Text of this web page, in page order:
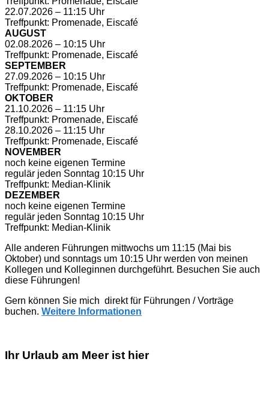
22.07.2026 – 11:15 Uhr
Treffpunkt: Promenade, Eiscafé
AUGUST
02.08.2026 – 10:15 Uhr
Treffpunkt: Promenade, Eiscafé
SEPTEMBER
27.09.2026 – 10:15 Uhr
Treffpunkt: Promenade, Eiscafé
OKTOBER
21.10.2026 – 11:15 Uhr
Treffpunkt: Promenade, Eiscafé
28.10.2026 – 11:15 Uhr
Treffpunkt: Promenade, Eiscafé
NOVEMBER
noch keine eigenen Termine
regulär jeden Sonntag 10:15 Uhr
Treffpunkt: Median-Klinik
DEZEMBER
noch keine eigenen Termine
regulär jeden Sonntag 10:15 Uhr
Treffpunkt: Median-Klinik
Alle anderen Führungen mittwochs um 11:15 (Mai bis
Oktober) und sonntags um 10:15 Uhr werden von meinen
Kollegen und Kolleginnen durchgeführt. Besuchen Sie auch
diese Führungen!
Gern können Sie mich direkt für Führungen / Vorträge
buchen. Weitere Informationen
Ihr Urlaub am Meer ist hier